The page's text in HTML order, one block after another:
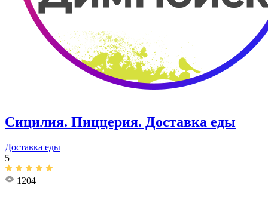
Сицилия. Пиццерия. Доставка еды
Доставка еды
5
1204